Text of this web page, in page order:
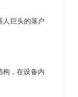
人巨头的落户
，在设备内